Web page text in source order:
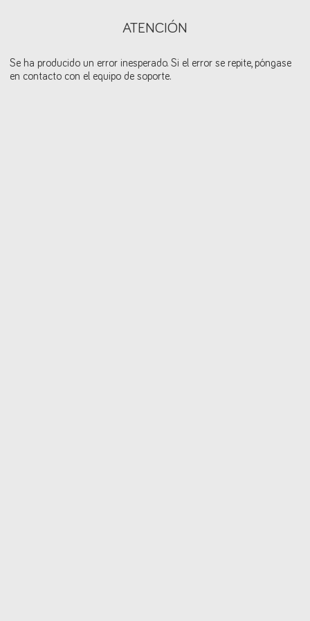
ATENCIÓN
Se ha producido un error inesperado. Si el error se repite, póngase
en contacto con el equipo de soporte.